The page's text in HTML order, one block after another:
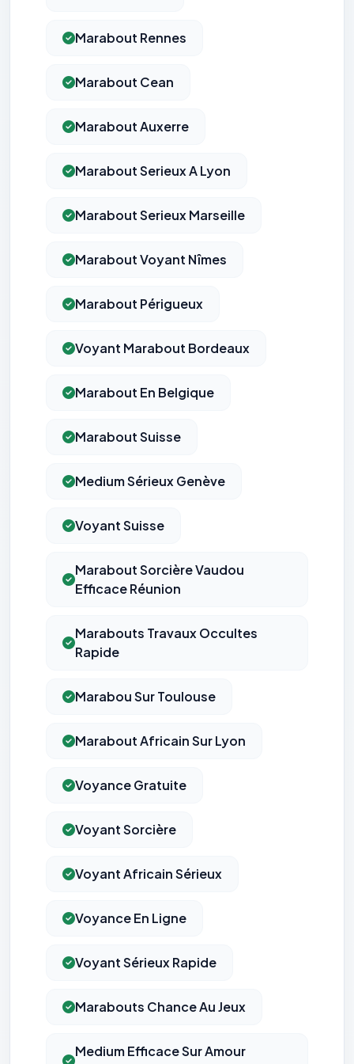
Marabout Rennes
Marabout Cean
Marabout Auxerre
Marabout Serieux A Lyon
Marabout Serieux Marseille
Marabout Voyant Nîmes
Marabout Périgueux
Voyant Marabout Bordeaux
Marabout En Belgique
Marabout Suisse
Medium Sérieux Genève
Voyant Suisse
Marabout Sorcière Vaudou
Efficace Réunion
Marabouts Travaux Occultes
Rapide
Marabou Sur Toulouse
Marabout Africain Sur Lyon
Voyance Gratuite
Voyant Sorcière
Voyant Africain Sérieux
Voyance En Ligne
Voyant Sérieux Rapide
Marabouts Chance Au Jeux
Medium Efficace Sur Amour